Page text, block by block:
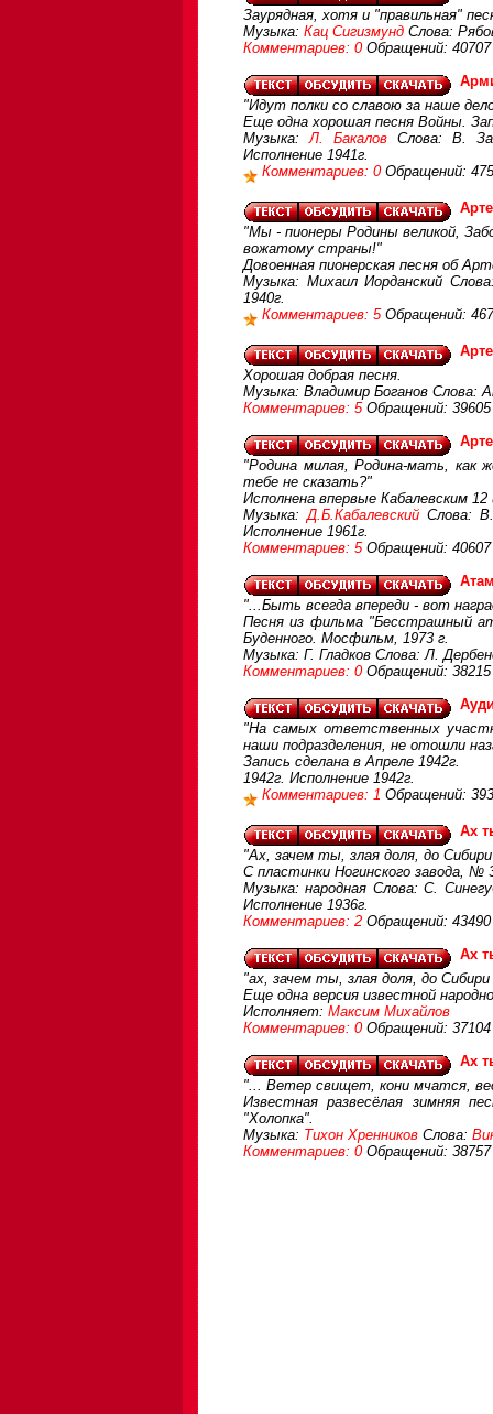
Заурядная, хотя и "правильная"
Музыка: Кац Сигизмунд Слова:
Комментариев: 0 Обращений: 40707
"Идут полки со славою за наше
Еще одна хорошая песня Войны.
Музыка:Л. Бакалов Слова: В.
Исполнение 1941г.
Комментариев: 0 Обращений:
"Мы - пионеры Родины великой,
вожатому страны!"
Довоенная пионерская песня об
Музыка: Михаил Иорданский
1940г.
Комментариев: 5 Обращений:
Хорошая добрая песня.
Музыка: Владимир Боганов Слова:
Комментариев: 5 Обращений: 39605
"Родина милая, Родина-мать, как
тебе не сказать?"
Исполнена впервые Кабалевским
Музыка:Д.Б.Кабалевский Слова:
Исполнение 1961г.
Комментариев: 5 Обращений: 40607
"...Быть всегда впереди - вот
Песня из фильма "Бесстрашный
Буденного. Мосфильм, 1973 г.
Музыка: Г. Гладков Слова: Л.
Комментариев: 0 Обращений: 38215
"На самых ответственных
наши подразделения, не отошли
Запись сделана в Апреле 1942г.
1942г. Исполнение 1942г.
Комментариев: 1 Обращений:
Ах
"Ах, зачем ты, злая доля, до
С пластинки Ногинского завода, №
Музыка: народная Слова: С.
Исполнение 1936г.
Комментариев: 2 Обращений: 43490
Ах
"ах, зачем ты, злая доля, до Сибири
Еще одна версия известной
Исполняет: Максим Михайлов
Комментариев: 0 Обращений: 37104
Ах
"... Ветер свищет, кони мчатся,
Известная развесёлая зимняя
"Холопка".
Музыка: Тихон Хренников Слова:
Комментариев: 0 Обращений: 38757